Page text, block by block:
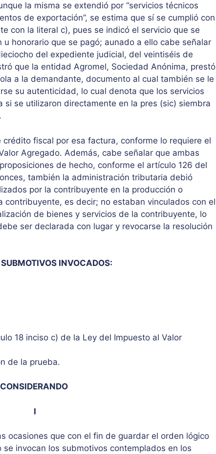
la misma se extendió por “servicios técnicos
de exportación”, se estima que sí se cumplió con
con la literal c), pues se indicó el servicio que se
honorario que se pagó; aunado a ello cabe señalar
del expediente judicial, del veintiséis de
que la entidad Agromel, Sociedad Anónima, prestó
a la demandante, documento al cual también se le
su autenticidad, lo cual denota que los servicios
se utilizaron directamente en la pres (sic) siembra
fiscal por esa factura, conforme lo requiere el
Agregado. Además, cabe señalar que ambas
de hecho, conforme el artículo 126 del
también la administración tributaria debió
por la contribuyente en la producción o
contribuyente, es decir; no estaban vinculados con el
de bienes y servicios de la contribuyente, lo
ser declarada con lugar y revocarse la resolución
INVOCADOS:
18 inciso c) de la Ley del Impuesto al Valor
de la prueba.
CONSIDERANDO
I
ocasiones que con el fin de guardar el orden lógico
invocan los submotivos contemplados en los